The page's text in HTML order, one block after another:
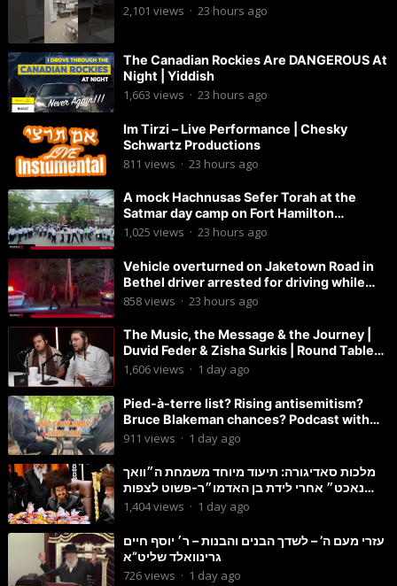
2,101 views · 23 hours ago
The Canadian Rockies Are DANGEROUS At
Night | Yiddish
1,663 views · 23 hours ago
Im Tirzi – Live Performance | Chesky
Schwartz Productions
811 views · 23 hours ago
A mock Hachnusas Sefer Torah at the
Satmar day camp on Fort Hamilton
Parkway.
1,025 views · 23 hours ago
Vehicle overturned on Jaketown Road in
Bethel driver arrested for driving while
intoxicated.
858views · 23 hours ago
The Music, the Message & the Journey |
Duvid Feder & Zisha Surkis | Round Table
#11
1,606views · 1 day ago
Pied-à-terre list? Rising antisemitism?
Bruce Blakeman chances? Podcast with
Councilman David Carr!
911 views · 1 day ago
מלכות סאדיגורה: תיעוד מיוחד משמחת ה״וואך
נאכט״ אחרי לידת בן האדמו״ר-פשוט לצפות
ולהנות
1,404views · 1 day ago
עזרי מעם ה’ – לשדך הבנים והבנות – ר׳ יוסף חיים
גרינוואלד שליט”א
726views · 1 day ago